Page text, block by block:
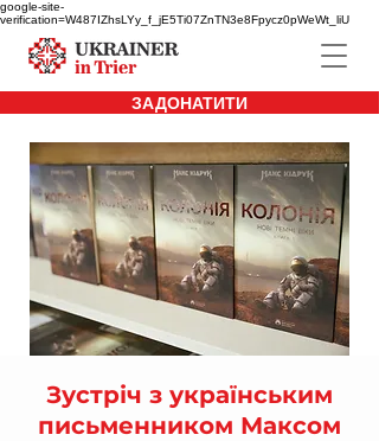
google-site-
verification=W487IZhsLYy_f_jE5Ti07ZnTN3e8Fpycz0pWeWt_liU
ЗАДОНАТИТИ
Зустріч з українським
письменником Максом